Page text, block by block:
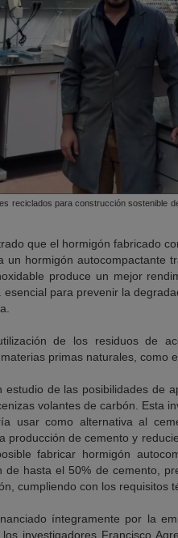
reciclados para construcción sostenible
que el hormigón fabricado
un hormigón autocompactante
produce un mejor
para prevenir la
de los residuos de
primas naturales, como
de las posibilidades de
volantes de carbón. Esta
usar como alternativa al
producción de cemento y
fabricar hormigón
de hasta el 50% de cemento,
cumpliendo con los requisitos
íntegramente por la
investigadores Francisco